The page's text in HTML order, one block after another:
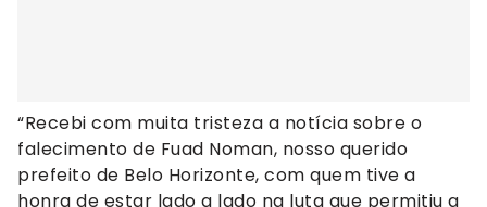
“Recebi com muita tristeza a notícia sobre o
falecimento de Fuad Noman, nosso querido
prefeito de Belo Horizonte, com quem tive a
honra de estar lado a lado na luta que permitiu a